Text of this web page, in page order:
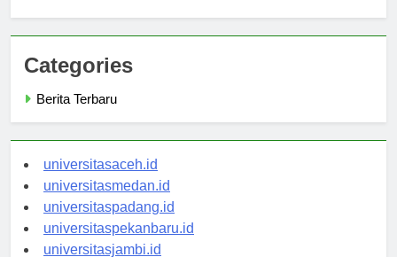
Categories
universitasaceh.id
universitasmedan.id
universitaspadang.id
universitaspekanbaru.id